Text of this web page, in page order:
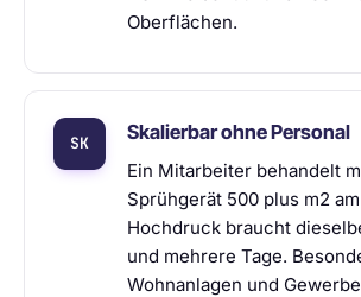
Oberflächen.
Skalierbar ohne Personal
Ein Mitarbeiter behandelt
Sprühgerät 500 plus m2
Hochdruck braucht
und mehrere Tage.
Wohnanlagen und